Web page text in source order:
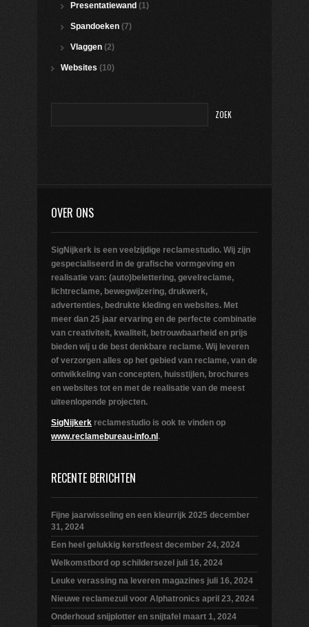
Presentatiewand (1)
Spandoeken (7)
Vlaggen (2)
Websites (10)
OVER ONS
SigNijkerk is een veelzijdige reclamestudio. Wij zijn
gespecialiseerd in de grafische vormgeving en
realisatie van: (auto)belettering, gevelreclame,
lichtreclame, bewegwijzering, drukwerk,
advertenties, bedrukte kleding en websites. Met
meer dan 25 jaar ervaring en de perfecte combinatie
van creativiteit, kwaliteit, betrouwbaarheid en prijs
bieden wij u de best denkbare reclame. Wij leveren
of verzorgen alles op het gebied van reclame, van de
ontwikkeling van concepten, huisstijlen, brochures
en websites tot en met de realisatie van de meest
uiteenlopende projecten.
SigNijkerk reclamestudio is ook te vinden op
www.reclamebureau-info.nl .
RECENTE BERICHTEN
Fijne jaarwisseling en een kleurrijk 2025 december
31, 2024
Een heel gelukkig kerstfeest december 24, 2024
Welkomstbord op schildersezel juli 16, 2024
Leuke verassing na leveren magazines juli 16, 2024
Nieuwe reclamezuil voor Alphatronics april 23, 2024
Onderhoud snijplotter en snijtafel maart 1, 2024